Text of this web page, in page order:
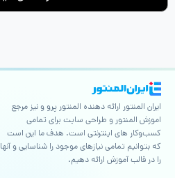
ایران المنتور ارائه دهنده المنتور پرو و نیز مرجع
اموزش المنتور و طراحی سایت برای تمامی
کسب‌وکار های اینترنتی است. هدف ما این است
که بتوانیم تمامی نیازهای موجود را شناسایی و آنها
را در قالب آموزش ارائه دهیم.